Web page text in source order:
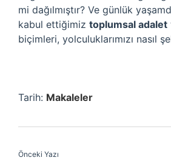
mi dağılmıştır? Ve günlük
kabul ettiğimiz toplumsal adalet
biçimleri, yolculuklarımızı nasıl
Tarih: Makaleler
Önceki Yazı